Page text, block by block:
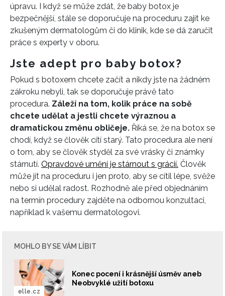
INFORMACE
REDAKCE
úpravu. I když se může zdát, že baby botox je
bezpečnější, stále se doporučuje na proceduru zajít ke
zkušeným dermatologům či do klinik, kde se dá zaručit
práce s experty v oboru.
Jste adept pro baby botox?
Pokud s botoxem chcete začít a nikdy jste na žádném
zákroku nebyli, tak se doporučuje právě tato
procedura. Záleží na tom, kolik práce na sobě
chcete udělat a jestli chcete výraznou a
dramatickou změnu obličeje. Říká se, že na botox se
chodí, když se člověk cítí starý. Tato procedura ale není
o tom, aby se člověk styděl za své vrásky či známky
stárnutí. Opravdové umění je stárnout s grácií. Člověk
může jít na proceduru i jen proto, aby se cítil lépe, svěže
nebo si udělal radost. Rozhodně ale před objednáním
na termín procedury zajděte na odbornou konzultaci,
například k vašemu dermatologovi.
MOHLO BY SE VÁM LÍBIT
Konec pocení i krásnější úsměv aneb
Neobvyklé užití botoxu
elle.cz